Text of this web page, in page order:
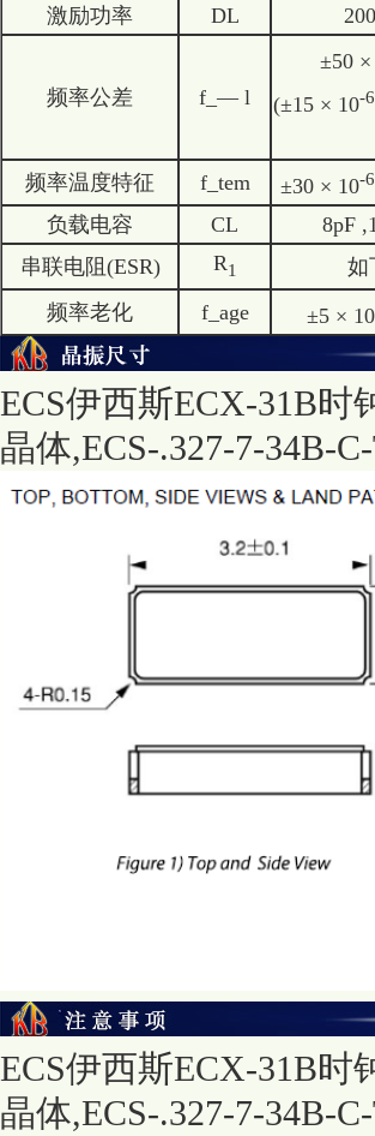
激励功率
DL
频率公差 f_— l
±50 ×
(±15 × 10-6
频率温度特征 f_tem ±30 × 10-6
负载电容 CL
8pF
串联电阻(ESR)
R1
如
频率老化
f_age ±5 × 10
ECS伊西斯ECX-31B时
晶体,ECS-.327-7-34B-
ECS伊西斯ECX-31B时
晶体,ECS-.327-7-34B-